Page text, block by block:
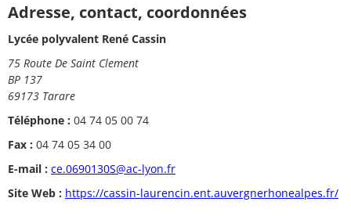
Adresse, contact, coordonnées
Lycée polyvalent René Cassin
75 Route De Saint Clement
BP 137
69173 Tarare
Téléphone : 04 74 05 00 74
Fax : 04 74 05 34 00
E-mail : ce.0690130S@ac-lyon.fr
Site Web : https://cassin-laurencin.ent.auvergnerhonealpes.fr/